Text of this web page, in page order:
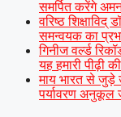
समर्पित करेंगे
वरिष्ठ
समन्वयक का
गिनीज वर्ल्ड
यह हमारी पीढ़ी
माय भारत से
पर्यावरण अनुकूल